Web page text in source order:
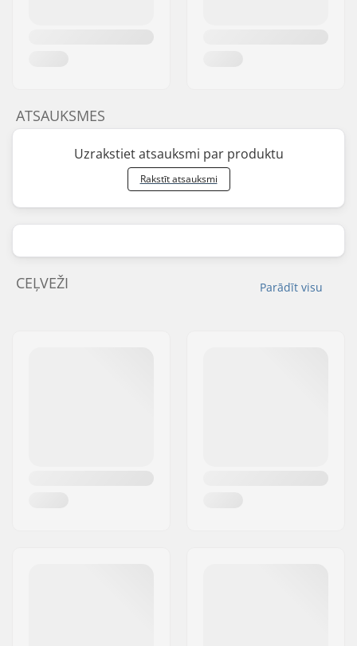
ATSAUKSMES
Uzrakstiet atsauksmi par produktu
Rakstīt atsauksmi
Parādīt visu
CEĻVEŽI